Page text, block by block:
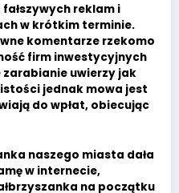
reklam i
w krótkim terminie.
komentarze rzekomo
firm inwestycyjnych
zarabianie uwierzy jak
jednak mowa jest
do wpłat, obiecując
naszego miasta dała
w internecie,
na początku